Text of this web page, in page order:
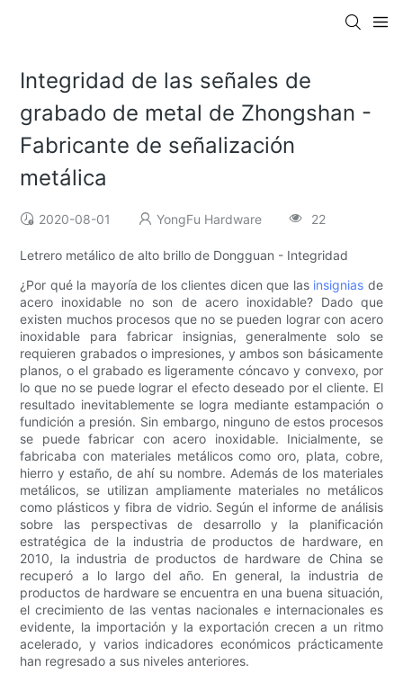
Integridad de las señales de
grabado de metal de Zhongshan -
Fabricante de señalización
metálica
2020-08-01 YongFu Hardware 22
Letrero metálico de alto brillo de Dongguan - Integridad
¿Por qué la mayoría de los clientes dicen que las insignias de
acero inoxidable no son de acero inoxidable? Dado que
existen muchos procesos que no se pueden lograr con acero
inoxidable para fabricar insignias, generalmente solo se
requieren grabados o impresiones, y ambos son básicamente
planos, o el grabado es ligeramente cóncavo y convexo, por
lo que no se puede lograr el efecto deseado por el cliente. El
resultado inevitablemente se logra mediante estampación o
fundición a presión. Sin embargo, ninguno de estos procesos
se puede fabricar con acero inoxidable. Inicialmente, se
fabricaba con materiales metálicos como oro, plata, cobre,
hierro y estaño, de ahí su nombre. Además de los materiales
metálicos, se utilizan ampliamente materiales no metálicos
como plásticos y fibra de vidrio. Según el informe de análisis
sobre las perspectivas de desarrollo y la planificación
estratégica de la industria de productos de hardware, en
2010, la industria de productos de hardware de China se
recuperó a lo largo del año. En general, la industria de
productos de hardware se encuentra en una buena situación,
el crecimiento de las ventas nacionales e internacionales es
evidente, la importación y la exportación crecen a un ritmo
acelerado, y varios indicadores económicos prácticamente
han regresado a sus niveles anteriores.